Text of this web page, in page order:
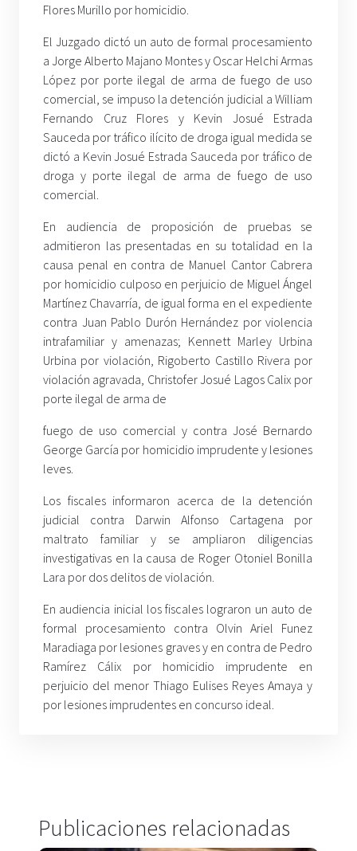
Flores Murillo por homicidio.
El Juzgado dictó un auto de formal procesamiento
a Jorge Alberto Majano Montes y Oscar Helchi Armas
López por porte ilegal de arma de fuego de uso
comercial, se impuso la detención judicial a William
Fernando Cruz Flores y Kevin Josué Estrada
Sauceda por tráfico ilícito de droga igual medida se
dictó a Kevin Josué Estrada Sauceda por tráfico de
droga y porte ilegal de arma de fuego de uso
comercial.
En audiencia de proposición de pruebas se
admitieron las presentadas en su totalidad en la
causa penal en contra de Manuel Cantor Cabrera
por homicidio culposo en perjuicio de Miguel Ángel
Martínez Chavarría, de igual forma en el expediente
contra Juan Pablo Durón Hernández por violencia
intrafamiliar y amenazas; Kennett Marley Urbina
Urbina por violación, Rigoberto Castillo Rivera por
violación agravada, Christofer Josué Lagos Calix por
porte ilegal de arma de
fuego de uso comercial y contra José Bernardo
George García por homicidio imprudente y lesiones
leves.
Los fiscales informaron acerca de la detención
judicial contra Darwin Alfonso Cartagena por
maltrato familiar y se ampliaron diligencias
investigativas en la causa de Roger Otoniel Bonilla
Lara por dos delitos de violación.
En audiencia inicial los fiscales lograron un auto de
formal procesamiento contra Olvin Ariel Funez
Maradiaga por lesiones graves y en contra de Pedro
Ramírez Cálix por homicidio imprudente en
perjuicio del menor Thiago Eulises Reyes Amaya y
por lesiones imprudentes en concurso ideal.
Publicaciones relacionadas